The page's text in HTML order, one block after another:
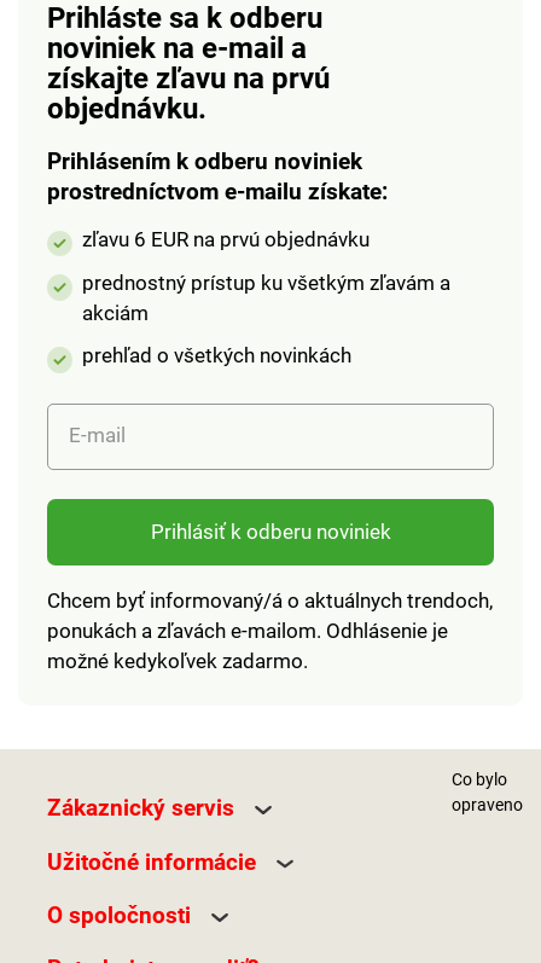
Prihláste sa k odberu
noviniek na e-mail a
získajte zľavu na prvú
objednávku.
Prihlásením k odberu noviniek
prostredníctvom e-mailu získate:
zľavu 6 EUR na prvú objednávku
prednostný prístup ku všetkým zľavám a
akciám
prehľad o všetkých novinkách
E-mail
Prihlásiť k odberu noviniek
Chcem byť informovaný/á o aktuálnych trendoch,
ponukách a zľavách e-mailom. Odhlásenie je
možné kedykoľvek zadarmo.
Zákaznický servis
Užitočné informácie
O spoločnosti
Co bylo
opraveno